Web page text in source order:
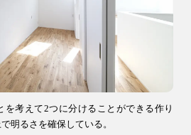
を考えて2つに分けることができる作り
明るさを確保している。